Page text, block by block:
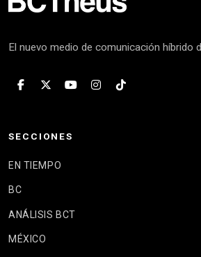
El nuevo medio de comunicación híbrido
SECCIONES
EN TIEMPO
BC
ANÁLISIS BCT
MÉXICO